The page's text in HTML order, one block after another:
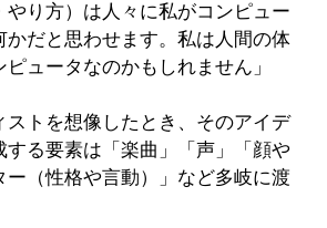
やり方）は人々に私がコンピュー
かだと思わせます。私は人間の体
ュータなのかもしれません」
ストを想像したとき、そのアイデ
する要素は「楽曲」「声」「顔や
ー（性格や言動）」など多岐に渡